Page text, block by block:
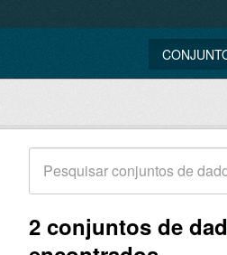
2 conjuntos de